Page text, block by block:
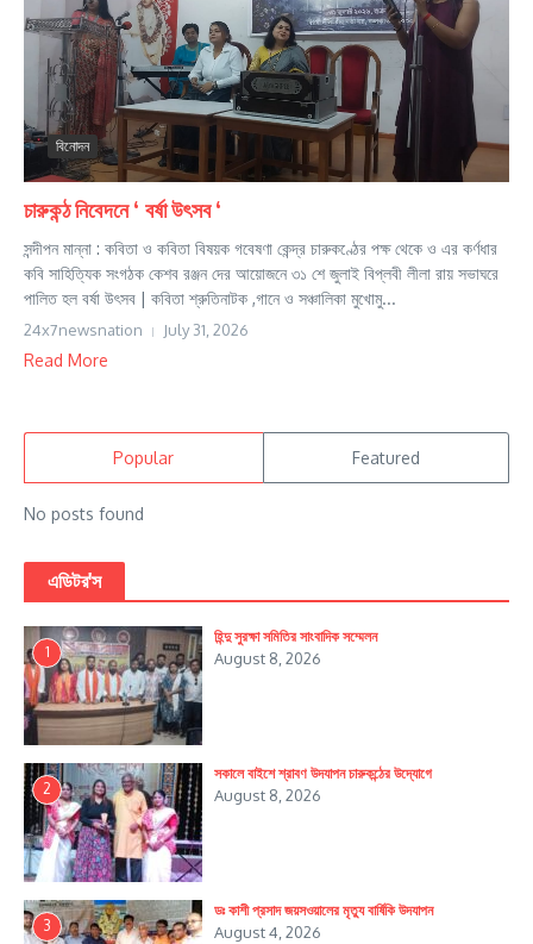
বিনোদন
চারুকন্ঠ নিবেদনে ‘ বর্ষা উৎসব ‘
সন্দীপন মান্না : কবিতা ও কবিতা বিষয়ক গবেষণা কেন্দ্র চারুকণ্ঠের পক্ষ থেকে ও এর কর্ণধার
কবি সাহিত্যিক সংগঠক কেশব রঞ্জন দের আয়োজনে ৩১ শে জুলাই বিপ্লবী লীলা রায় সভাঘরে
পালিত হল বর্ষা উৎসব | কবিতা শ্রুতিনাটক ,গানে ও সঞ্চালিকা মুখোমু...
24x7newsnation July 31, 2026
Read More
Popular Featured
No posts found
এডিটর'স
1
হিন্দু সুরক্ষা সমিতির সাংবাদিক সম্মেলন
August 8, 2026
2
সকালে বাইশে শ্রাবণ উদযাপন চারুকন্ঠের উদ্যোগে
August 8, 2026
3
ডঃ কাশী প্রসাদ জয়সওয়ালের মৃত্যু বার্ষিকি উদযাপন
August 4, 2026